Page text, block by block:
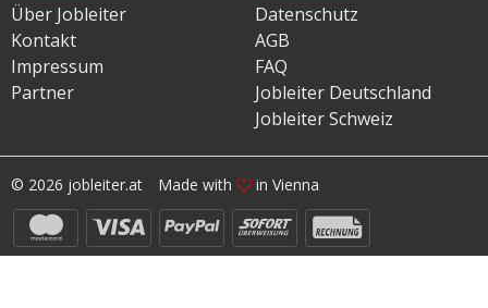
Über Jobleiter
Kontakt
Impressum
Partner
Datenschutz
AGB
FAQ
Jobleiter Deutschland
Jobleiter Schweiz
© 2026 jobleiter.at Made with in Vienna